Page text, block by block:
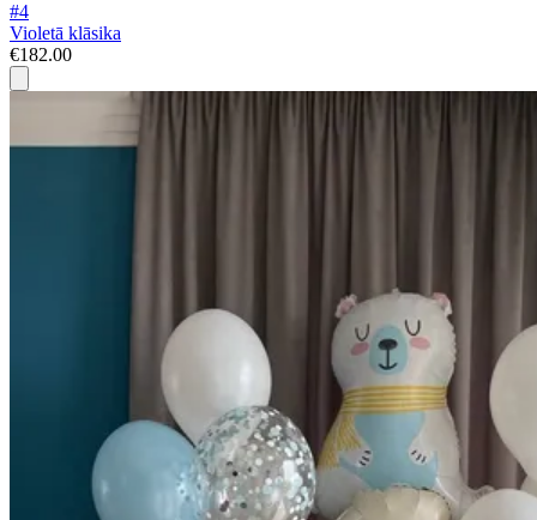
#4
Violetā klāsika
€182.00